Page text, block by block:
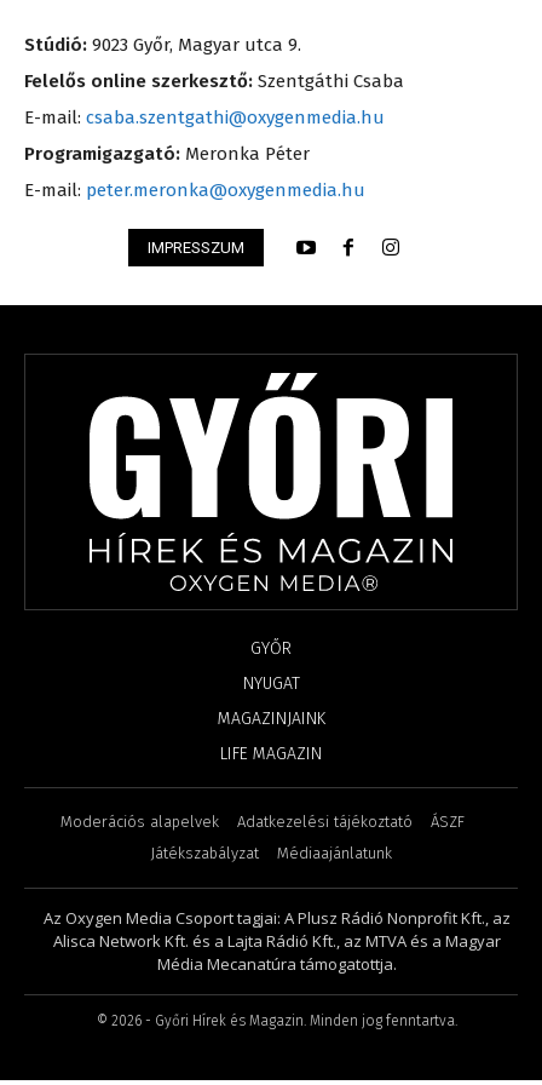
Stúdió: 9023 Győr, Magyar utca 9.
Felelős online szerkesztő: Szentgáthi Csaba
E-mail: csaba.szentgathi@oxygenmedia.hu
Programigazgató: Meronka Péter
E-mail: peter.meronka@oxygenmedia.hu
IMPRESSZUM
GYŐR
NYUGAT
MAGAZINJAINK
LIFE MAGAZIN
Moderációs alapelvek Adatkezelési tájékoztató
ÁSZF
Játékszabályzat
Médiaajánlatunk
Az Oxygen Media Csoport tagjai: A Plusz Rádió Nonprofit Kft., az
Alisca Network Kft. és a Lajta Rádió Kft., az MTVA és a Magyar
Média Mecanatúra támogatottja.
© 2026 - Győri Hírek és Magazin. Minden jog fenntartva.